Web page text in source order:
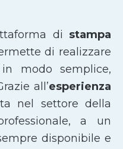
di stampa
di realizzare
modo semplice,
all’esperienza
nel settore della
a un
disponibile e